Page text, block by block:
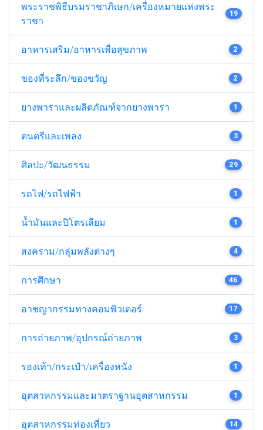
พระราชพิธีบรมราชาภิเษก/เครื่องหมายแห่งพระ
ราชา
19
อาหารเสริม/อาหารเพื่อสุขภาพ 2
ของที่ระลึก/ของขวัญ 2
ยางพาราและผลิตภัณฑ์จากยางพารา 1
ดนตรีและเพลง 3
ศิลปะ/วัฒนธรรม 29
รถไฟ/รถไฟฟ้า 1
น้ำมันและปิโตรเลียม 1
สงคราม/กลุ่มพลังต่างๆ 4
การศึกษา 46
อาชญากรรมทางคอมพิวเตอร์ 17
การถ่ายภาพ/อุปกรณ์ถ่ายภาพ 3
รองเท้า/กระเป๋า/เครื่องหนัง 1
อุตสาหกรรมและมาตราฐานอุตสาหกรรม 1
อุตสาหกรรมท่องเที่ยว 14